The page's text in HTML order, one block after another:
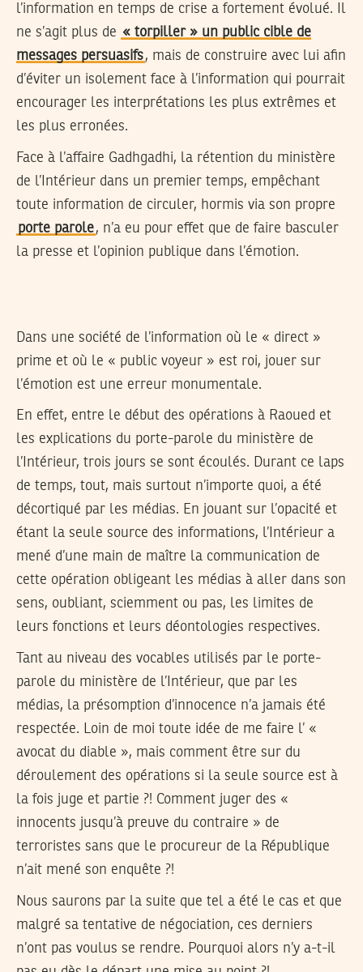
l’information en temps de crise a fortement évolué. Il
ne s’agit plus de « torpiller » un public cible de
messages persuasifs, mais de construire avec lui afin
d’éviter un isolement face à l’information qui pourrait
encourager les interprétations les plus extrêmes et
les plus erronées.
Face à l’affaire Gadhgadhi, la rétention du ministère
de l’Intérieur dans un premier temps, empêchant
toute information de circuler, hormis via son propre
porte parole, n’a eu pour effet que de faire basculer
la presse et l’opinion publique dans l’émotion.
Dans une société de l’information où le « direct »
prime et où le « public voyeur » est roi, jouer sur
l’émotion est une erreur monumentale.
En effet, entre le début des opérations à Raoued et
les explications du porte-parole du ministère de
l’Intérieur, trois jours se sont écoulés. Durant ce laps
de temps, tout, mais surtout n’importe quoi, a été
décortiqué par les médias. En jouant sur l’opacité et
étant la seule source des informations, l’Intérieur a
mené d’une main de maître la communication de
cette opération obligeant les médias à aller dans son
sens, oubliant, sciemment ou pas, les limites de
leurs fonctions et leurs déontologies respectives.
Tant au niveau des vocables utilisés par le porte-
parole du ministère de l’Intérieur, que par les
médias, la présomption d’innocence n’a jamais été
respectée. Loin de moi toute idée de me faire l’ «
avocat du diable », mais comment être sur du
déroulement des opérations si la seule source est à
la fois juge et partie ?! Comment juger des «
innocents jusqu’à preuve du contraire » de
terroristes sans que le procureur de la République
n’ait mené son enquête ?!
Nous saurons par la suite que tel a été le cas et que
malgré sa tentative de négociation, ces derniers
n’ont pas voulus se rendre. Pourquoi alors n’y a-t-il